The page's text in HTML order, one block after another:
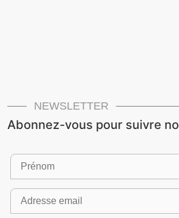
NEWSLETTER
Abonnez-vous pour suivre